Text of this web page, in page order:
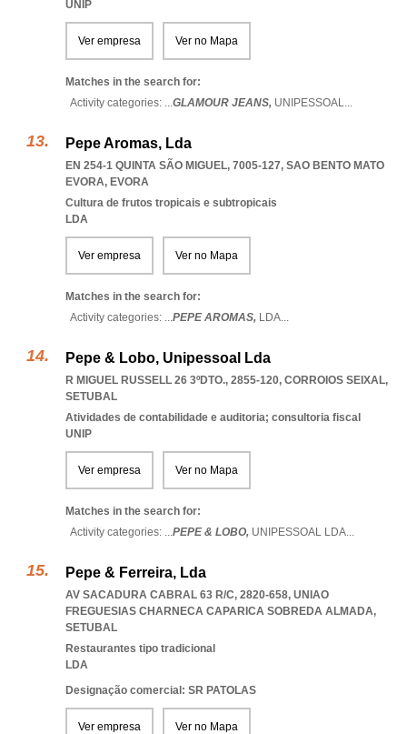
UNIP
Ver empresa Ver no Mapa
Matches in the search for:
Activity categories: ...GLAMOUR JEANS, UNIPESSOAL...
Pepe Aromas, Lda
EN 254-1 QUINTA SÃO MIGUEL, 7005-127, SAO BENTO MATO
EVORA, EVORA
Cultura de frutos tropicais e subtropicais
LDA
Ver empresa Ver no Mapa
Matches in the search for:
Activity categories: ...PEPE AROMAS, LDA...
Pepe & Lobo, Unipessoal Lda
R MIGUEL RUSSELL 26 3ºDTO., 2855-120, CORROIOS SEIXAL,
SETUBAL
Atividades de contabilidade e auditoria; consultoria fiscal
UNIP
Ver empresa Ver no Mapa
Matches in the search for:
Activity categories: ...PEPE & LOBO, UNIPESSOAL LDA...
Pepe & Ferreira, Lda
AV SACADURA CABRAL 63 R/C, 2820-658, UNIAO
FREGUESIAS CHARNECA CAPARICA SOBREDA ALMADA,
SETUBAL
Restaurantes tipo tradicional
LDA
Designação comercial: SR PATOLAS
Ver empresa Ver no Mapa